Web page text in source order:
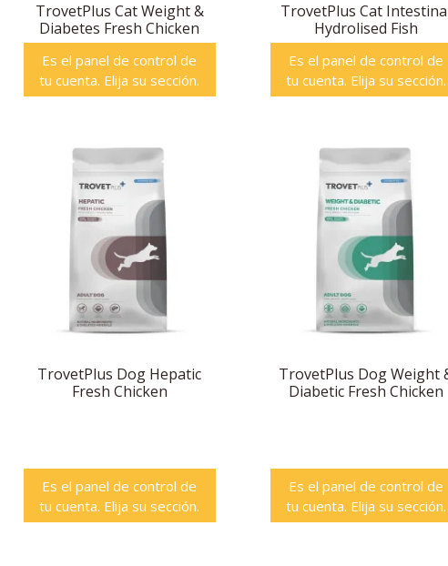
TrovetPlus Cat Weight &
Diabetes Fresh Chicken
Es el panel de control de
tu cuenta. Elija su sección.
TrovetPlus Cat
Hydrolised Fish
Es el panel de control de
tu cuenta. Elija su sección.
TrovetPlus Dog Hepatic
Fresh Chicken
Es el panel de control de
tu cuenta. Elija su sección.
TrovetPlus Dog Weight
Diabetic Fresh Chicken
Es el panel de control de
tu cuenta. Elija su sección.